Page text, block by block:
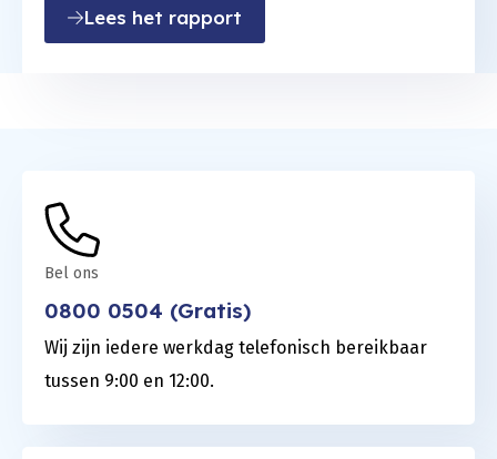
Lees het rapport
Bel ons
0800 0504 (Gratis)
Wij zijn iedere werkdag telefonisch bereikbaar
tussen 9:00 en 12:00.